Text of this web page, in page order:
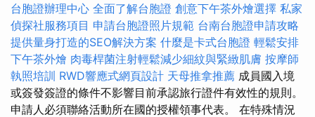
台胞證辦理中心 全面了解台胞證 創意下午茶外燴選擇 私家
偵探社服務項目 申請台胞證照片規範 台南台胞證申請攻略
提供量身打造的SEO解決方案 什麼是卡式台胞證 輕鬆安排
下午茶外燴 肉毒桿菌注射輕鬆減少細紋與緊緻肌膚 按摩師
執照培訓 RWD響應式網頁設計 天母推拿推薦 成員國入境
或簽發簽證的條件不影響目前承認旅行證件有效性的規則。
申請人必須聯絡活動所在國的授權領事代表。 在特殊情況